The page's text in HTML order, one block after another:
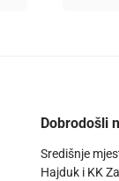
Dobrodošli
Središnje
Hajduk i KK